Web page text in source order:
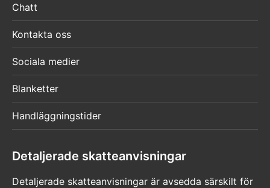
Chatt
Kontakta oss
Sociala medier
Blanketter
Handläggningstider
Detaljerade skatteanvisningar
Detaljerade skatteanvisningar är avsedda särskilt för